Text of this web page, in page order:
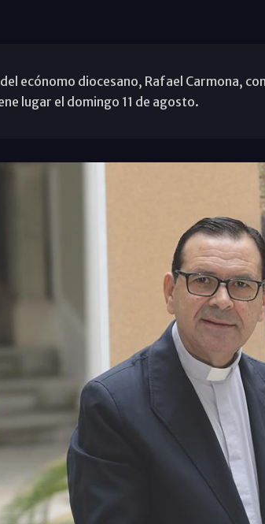
ecónomo diocesano, Rafael Carmona,
lugar el domingo 11 de agosto.